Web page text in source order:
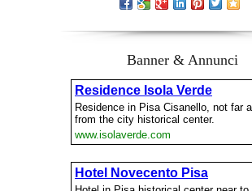
Banner & Annunci